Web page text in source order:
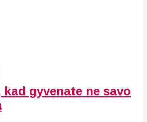
kad gyvenate ne savo